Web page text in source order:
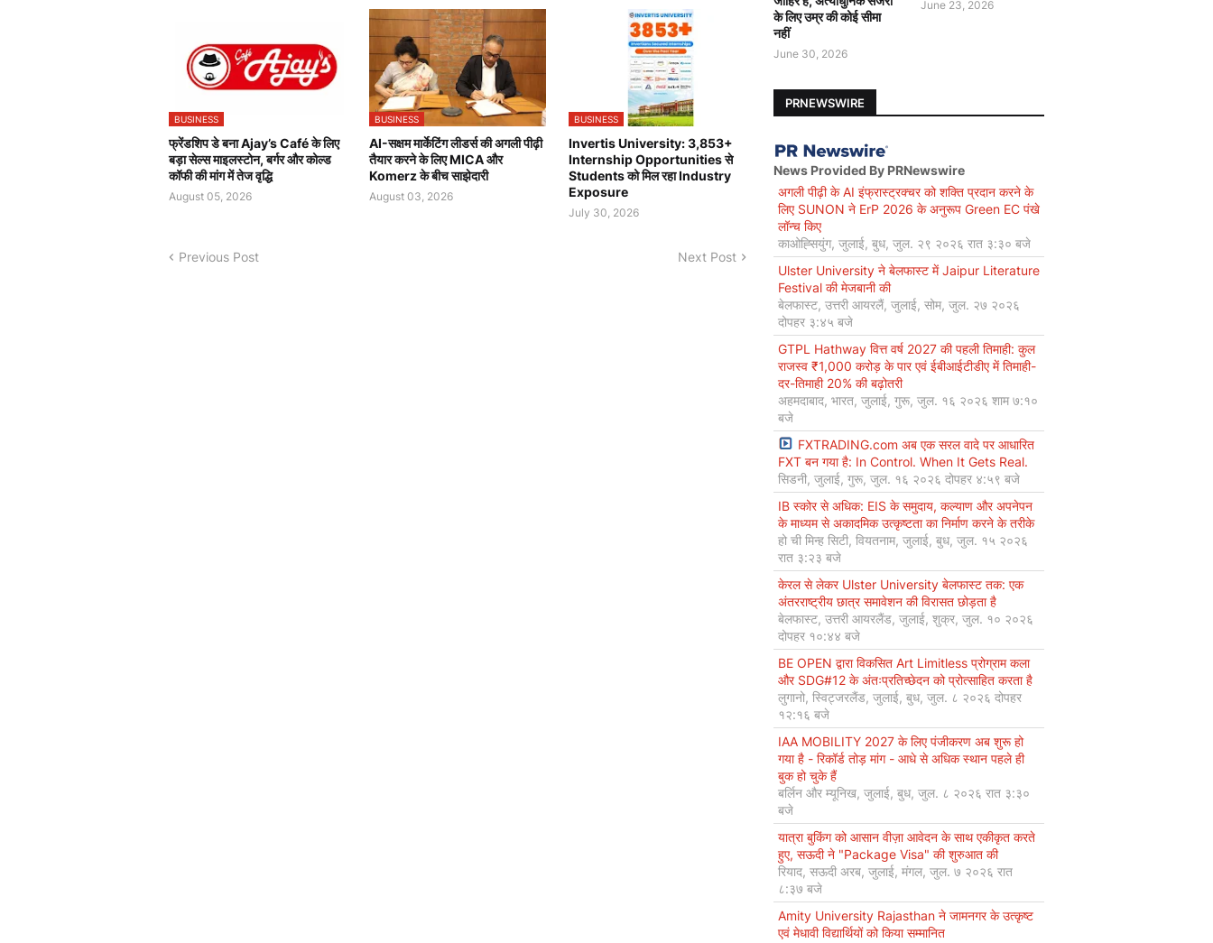
BUSINESS
फ्रेंडशिप डे बना Ajay’s Café के लिए
बड़ा सेल्स माइलस्टोन, बर्गर और कोल्ड
कॉफी की मांग में तेज वृद्धि
August 05, 2026
BUSINESS
AI-सक्षम मार्केटिंग लीडर्स की अगली पीढ़ी
तैयार करने के लिए MICA और
Komerz के बीच साझेदारी
August 03, 2026
BUSINESS
Invertis University: 3,853+
Internship Opportunities से
Students को मिल रहा Industry
Exposure
July 30, 2026
Previous Post Next Post
के लिए उम्र की कोई सीमा
नहीं
June 30, 2026
June 23, 2026
PRNEWSWIRE
News Provided By PRNewswire
अगली पीढ़ी के AI इंफ्रास्ट्रक्चर को शक्ति प्रदान करने के
लिए SUNON ने ErP 2026 के अनुरूप Green EC पंखे
लॉन्च किए
काओह्सियुंग, जुलाई, बुध, जुल. २९ २०२६ रात ३:३० बजे
Ulster University ने बेलफास्ट में Jaipur Literature
Festival की मेजबानी की
बेलफास्ट, उत्तरी आयरलैं, जुलाई, सोम, जुल. २७ २०२६
दोपहर ३:४५ बजे
GTPL Hathway वित्त वर्ष 2027 की पहली तिमाही: कुल
राजस्व ₹1,000 करोड़ के पार एवं ईबीआईटीडीए में तिमाही-
दर-तिमाही 20% की बढ़ोतरी
अहमदाबाद, भारत, जुलाई, गुरू, जुल. १६ २०२६ शाम ७:१०
बजे
FXTRADING.com अब एक सरल वादे पर आधारित
FXT बन गया है: In Control. When It Gets Real.
सिडनी, जुलाई, गुरू, जुल. १६ २०२६ दोपहर ४:५९ बजे
IB स्कोर से अधिक: EIS के समुदाय, कल्याण और अपनेपन
के माध्यम से अकादमिक उत्कृष्टता का निर्माण करने के तरीके
हो ची मिन्ह सिटी, वियतनाम, जुलाई, बुध, जुल. १५ २०२६
रात ३:२३ बजे
केरल से लेकर Ulster University बेलफास्ट तक: एक
अंतरराष्ट्रीय छात्र समावेशन की विरासत छोड़ता है
बेलफास्ट, उत्तरी आयरलैंड, जुलाई, शुक्र, जुल. १० २०२६
दोपहर १०:४४ बजे
BE OPEN द्वारा विकसित Art Limitless प्रोग्राम कला
और SDG#12 के अंतःप्रतिच्छेदन को प्रोत्साहित करता है
लुगानो, स्विट्जरलैंड, जुलाई, बुध, जुल. ८ २०२६ दोपहर
१२:१६ बजे
IAA MOBILITY 2027 के लिए पंजीकरण अब शुरू हो
गया है - रिकॉर्ड तोड़ मांग - आधे से अधिक स्थान पहले ही
बुक हो चुके हैं
बर्लिन और म्यूनिख, जुलाई, बुध, जुल. ८ २०२६ रात ३:३०
बजे
यात्रा बुकिंग को आसान वीज़ा आवेदन के साथ एकीकृत करते
हुए, सऊदी ने "Package Visa" की शुरुआत की
रियाद, सऊदी अरब, जुलाई, मंगल, जुल. ७ २०२६ रात
८:३७ बजे
Amity University Rajasthan ने जामनगर के उत्कृष्ट
एवं मेधावी विद्यार्थियों को किया सम्मानित